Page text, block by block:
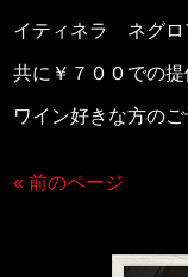
イティネラ ネグロ
共に￥７００での
ワイン好きな方の
« 前のページ